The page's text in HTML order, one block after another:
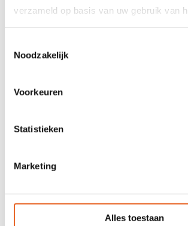
verzameld op basis van uw gebruik van
Noodzakelijk
Voorkeuren
Statistieken
Marketing
Alles toestaan
Na de aanmelding kijken we welke
Spreekt een leerling al een
Dan komt de leerling direct in
klas en leerjaar.
We gebruiken ook informatie
school.